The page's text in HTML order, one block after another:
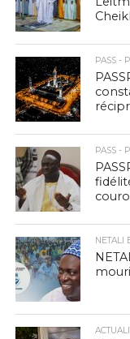
PASS -
PASS -
NETALI